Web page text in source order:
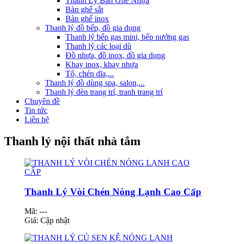
Bàn ghế sắt
Bàn ghế inox
Thanh lý đồ bếp, đồ gia dụng
Thanh lý bếp gas mini, bếp nướng gas
Thanh lý các loại dù
Đồ nhựa, đồ inox, đồ gia dụng
Khay inox, khay nhựa
Tô, chén dĩa,...
Thanh lý đồ dùng spa, salon,...
Thanh lý đèn trang trí, tranh trang trí
Chuyên đề
Tin tức
Liên hệ
Thanh lý nội thất nhà tắm
Thanh Lý Vòi Chén Nóng Lạnh Cao Cấp
Mã: ---
Giá: Cập nhật